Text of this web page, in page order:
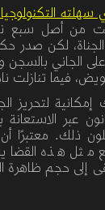
سهلته التكنولوجيا
من أصل سبع
الجناة، لكن صدر
على الجاني بالسجن
فيما تنازلت
إمكانية لتحريز
عبر الاستعانة
ذلك . معتبرًا
مثل هذه
إلى حجم ظاهرة